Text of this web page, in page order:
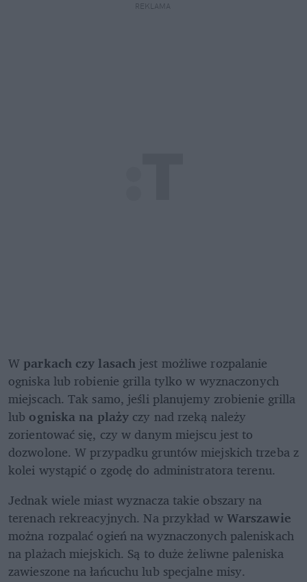
REKLAMA
W parkach czy lasach jest możliwe rozpalanie
ogniska lub robienie grilla tylko w wyznaczonych
miejscach. Tak samo, jeśli planujemy zrobienie grilla
lub ogniska na plaży czy nad rzeką należy
zorientować się, czy w danym miejscu jest to
dozwolone. W przypadku gruntów miejskich trzeba z
kolei wystąpić o zgodę do administratora terenu.
Jednak wiele miast wyznacza takie obszary na
terenach rekreacyjnych. Na przykład w Warszawie
można rozpalać ogień na wyznaczonych paleniskach
na plażach miejskich. Są to duże żeliwne paleniska
zawieszone na łańcuchu lub specjalne misy.